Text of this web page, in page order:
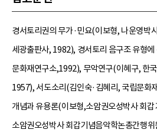
경서토리권의 무가·민요(이보형, 나운영박
세광출판사, 1982), 경서토리 음구조 유형
문화재연구소,1992), 무악연구(이혜구, 한
1957), 서도소리(김인숙·김혜리, 국립문화
개념과 유용론(이보형,소암권오성박사 회
소암권오성박사 회갑기념음악학논총간행